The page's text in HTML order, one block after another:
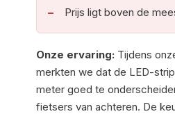
Prijs ligt boven de
Onze ervaring: Tijdens
merkten we dat de LED-
meter goed te
fietsers van achteren. De